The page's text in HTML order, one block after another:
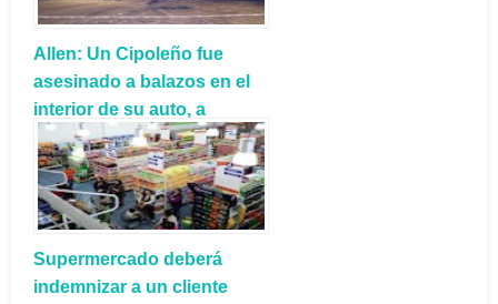
Allen: Un Cipoleño fue
asesinado a balazos en el
interior de su auto, a
metros del Corralón
Municipal
Supermercado deberá
indemnizar a un cliente